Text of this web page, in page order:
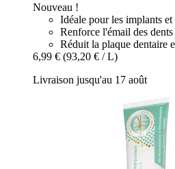
Nouveau !
Idéale pour les implants et
Renforce l'émail des
Réduit la plaque dentaire
6,99 € (93,20 € / L)
Livraison jusqu'au 17 août